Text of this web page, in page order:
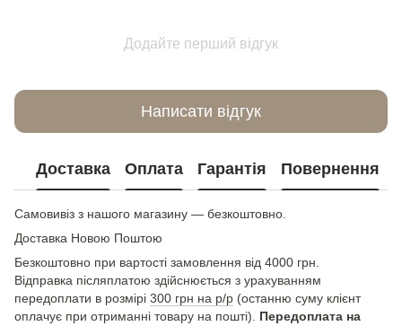
Додайте перший відгук
Написати відгук
Доставка Оплата Гарантія Повернення
Самовивіз з нашого магазину — безкоштовно.
Доставка Новою Поштою
Безкоштовно при вартості замовлення від 4000 грн.
Відправка післяплатою здійснюється з урахуванням
передоплати в розмірі 300 грн на р/р (останню суму клієнт
оплачує при отриманні товару на пошті). Передоплата на